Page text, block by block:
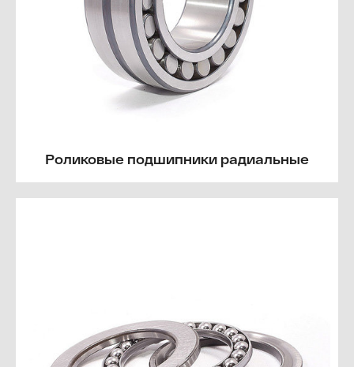
Роликовые подшипники радиальные